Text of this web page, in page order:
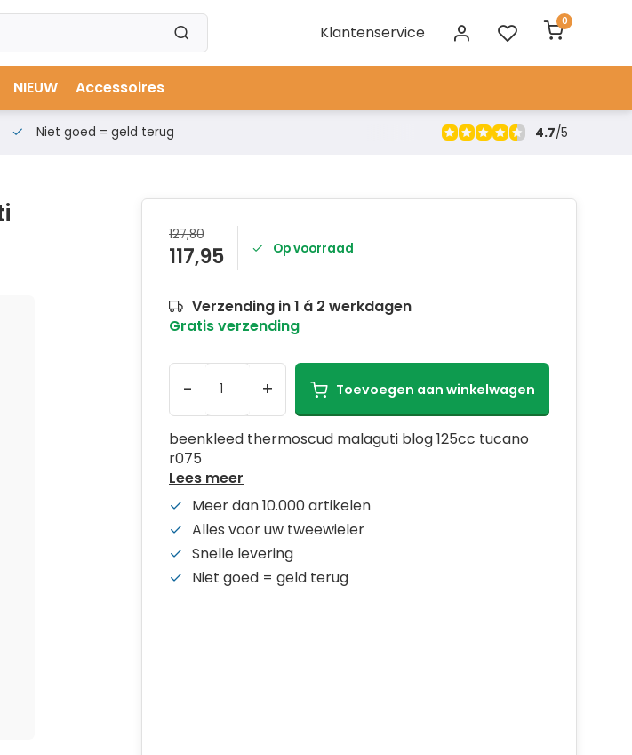
Klantenservice
0
NIEUW Accessoires
Niet goed = geld terug 4.7/5
127,80
117,95 Op voorraad
Verzending in 1 á 2 werkdagen
Gratis verzending
- + Toevoegen aan winkelwagen
beenkleed thermoscud malaguti blog 125cc tucano
r075
Lees meer
Meer dan 10.000 artikelen
Alles voor uw tweewieler
Snelle levering
Niet goed = geld terug